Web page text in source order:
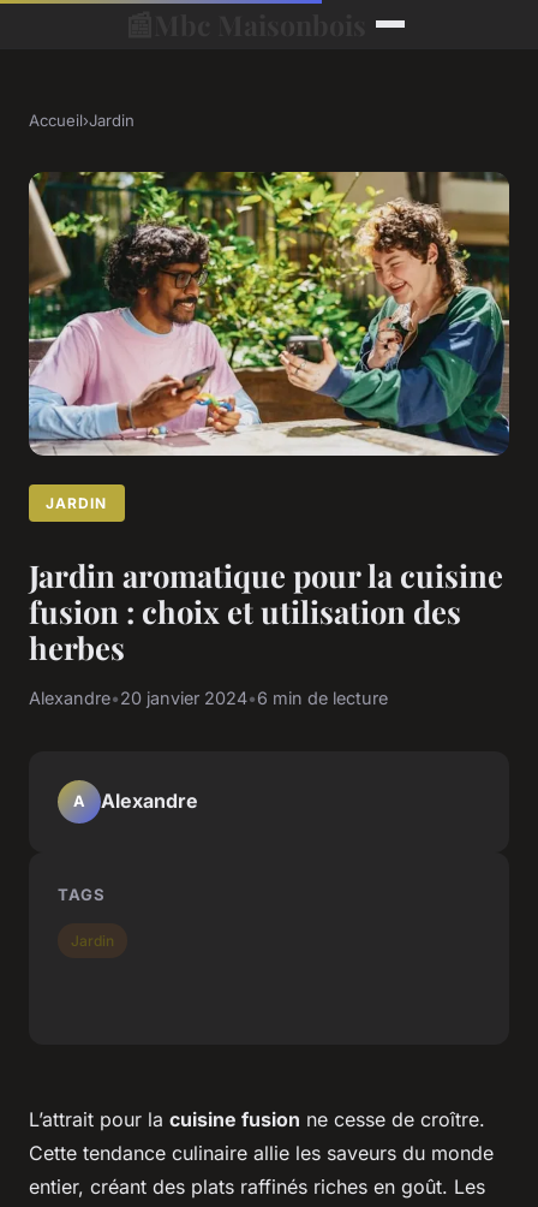
Accueil›Jardin
JARDIN
Jardin aromatique pour la cuisine
fusion : choix et utilisation des
herbes
Alexandre•20 janvier 2024•6 min de lecture
L’attrait pour la cuisine fusion ne cesse de croître.
Cette tendance culinaire allie les saveurs du monde
entier, créant des plats raffinés riches en goût. Les
A Alexandre
TAGS
Jardin